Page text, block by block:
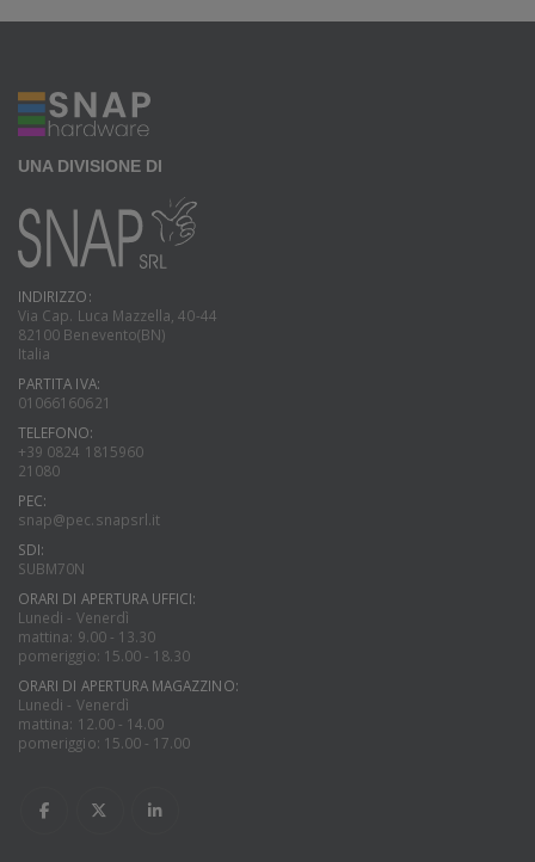
UNA DIVISIONE DI
INDIRIZZO:
Via Cap. Luca Mazzella, 40-44
82100 Benevento(BN)
Italia
PARTITA IVA:
01066160621
TELEFONO:
+39 0824 1815960
21080
PEC:
snap@pec.snapsrl.it
SDI:
SUBM70N
ORARI DI APERTURA UFFICI:
Lunedi - Venerdì
mattina: 9.00 - 13.30
pomeriggio: 15.00 - 18.30
ORARI DI APERTURA MAGAZZINO:
Lunedi - Venerdì
mattina: 12.00 - 14.00
pomeriggio: 15.00 - 17.00